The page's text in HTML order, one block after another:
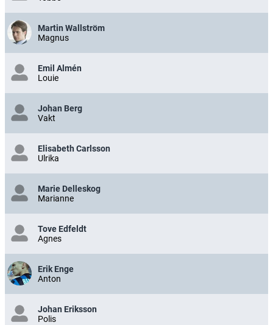
Martin Wallström
Magnus
Emil Almén
Louie
Johan Berg
Vakt
Elisabeth Carlsson
Ulrika
Marie Delleskog
Marianne
Tove Edfeldt
Agnes
Erik Enge
Anton
Johan Eriksson
Polis